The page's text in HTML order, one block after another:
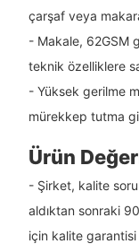
çarşaf veya
- Makale, 62GSM
teknik özelliklere
- Yüksek gerilme
mürekkep tutma
Ürün
- Şirket, kalite
aldıktan sonraki
için kalite garantisi